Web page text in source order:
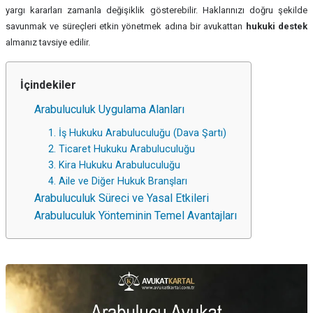
yargı kararları zamanla değişiklik gösterebilir. Haklarınızı doğru şekilde
savunmak ve süreçleri etkin yönetmek adına bir avukattan hukuki destek
almanız tavsiye edilir.
İçindekiler
Arabuluculuk Uygulama Alanları
1. İş Hukuku Arabuluculuğu (Dava Şartı)
2. Ticaret Hukuku Arabuluculuğu
3. Kira Hukuku Arabuluculuğu
4. Aile ve Diğer Hukuk Branşları
Arabuluculuk Süreci ve Yasal Etkileri
Arabuluculuk Yönteminin Temel Avantajları